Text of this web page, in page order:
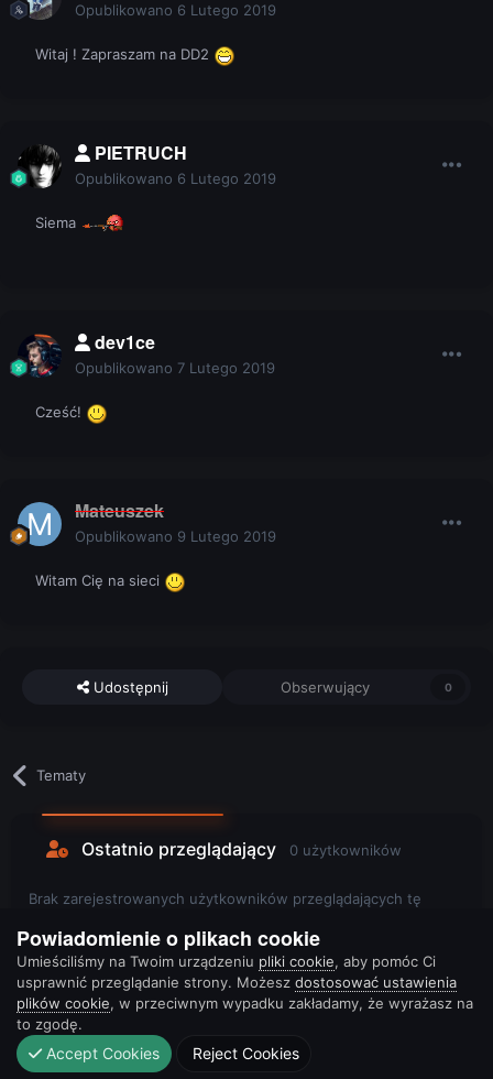
Opublikowano 6 Lutego 2019
Witaj ! Zapraszam na DD2
PIETRUCH
Opublikowano 6 Lutego 2019
Siema
dev1ce
Opublikowano 7 Lutego 2019
Cześć!
Mateuszek
Opublikowano 9 Lutego 2019
Witam Cię na sieci
Udostępnij Obserwujący 0
Tematy
Ostatnio przeglądający 0 użytkowników
Brak zarejestrowanych użytkowników przeglądających tę
Powiadomienie o plikach cookie
Umieściliśmy na Twoim urządzeniu pliki cookie, aby pomóc Ci
usprawnić przeglądanie strony. Możesz dostosować ustawienia
plików cookie, w przeciwnym wypadku zakładamy, że wyrażasz na
to zgodę.
Accept Cookies Reject Cookies